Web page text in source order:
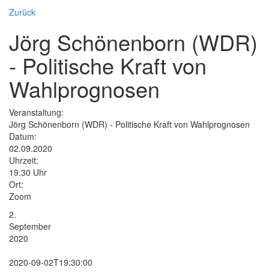
Zurück
Jörg Schönenborn (WDR)
- Politische Kraft von
Wahlprognosen
Veranstaltung:
Jörg Schönenborn (WDR) - Politische Kraft von Wahlprognosen
Datum:
02.09.2020
Uhrzeit:
19.30 Uhr
Ort:
Zoom
2.
September
2020
2020-09-02T19:30:00